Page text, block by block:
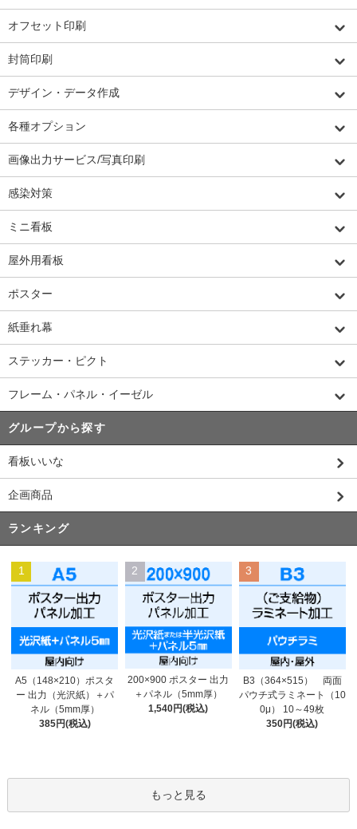
オフセット印刷
封筒印刷
デザイン・データ作成
各種オプション
画像出力サービス/写真印刷
感染対策
ミニ看板
屋外用看板
ポスター
紙垂れ幕
ステッカー・ピクト
フレーム・パネル・イーゼル
グループから探す
看板いいな
企画商品
ランキング
1
A5（148×210）ポスタ
ー 出力（光沢紙）＋パ
ネル（5mm厚）
385円(税込)
2
200×900 ポスター 出力
＋パネル（5mm厚）
1,540円(税込)
3
B3（364×515） 両面
パウチ式ラミネート（10
0μ） 10～49枚
350円(税込)
もっと見る